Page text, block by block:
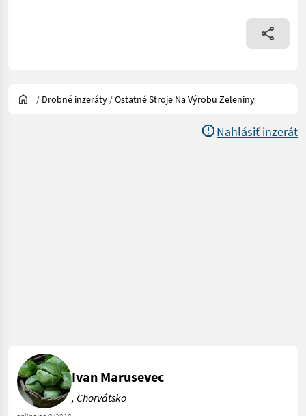
/ Drobné inzeráty /Ostatné Stroje Na Výrobu Zeleniny
Nahlásiť inzerát
Ivan Marusevec
, Chorvátsko